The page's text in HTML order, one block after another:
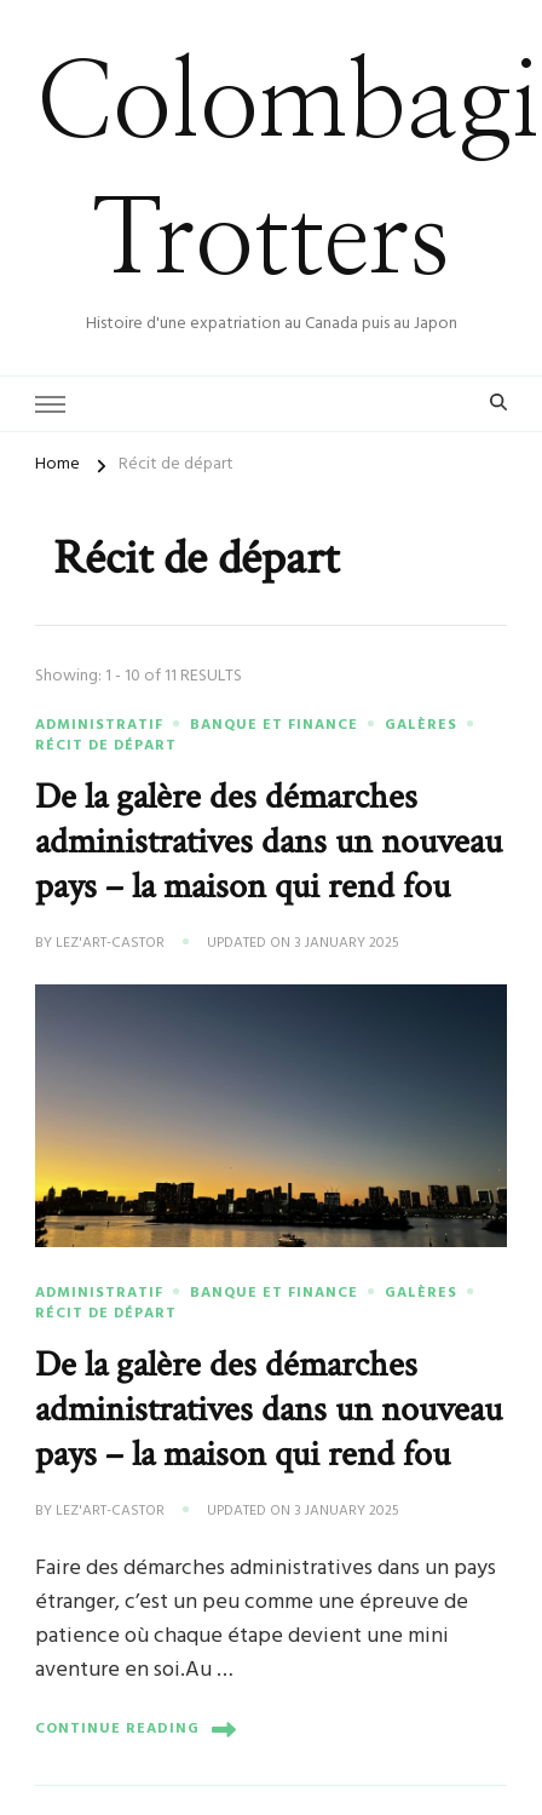
Trotters
Histoire d'une expatriation au Canada puis au Japon
Home Récit de départ
Récit de départ
Showing: 1 - 10 of 11 RESULTS
ADMINISTRATIF BANQUE ET FINANCE
GALÈRES
RÉCIT DE DÉPART
De la galère des démarches
administratives dans un nouveau
pays – la maison qui rend fou
BY LEZ'ART-CASTOR UPDATED ON 3 JANUARY 2025
ADMINISTRATIF BANQUE ET FINANCE
GALÈRES
RÉCIT DE DÉPART
De la galère des démarches
administratives dans un nouveau
pays – la maison qui rend fou
BY LEZ'ART-CASTOR UPDATED ON 3 JANUARY 2025
Faire des démarches administratives dans un pays
étranger, c’est un peu comme une épreuve de
patience où chaque étape devient une mini
aventure en soi.Au …
CONTINUE READING